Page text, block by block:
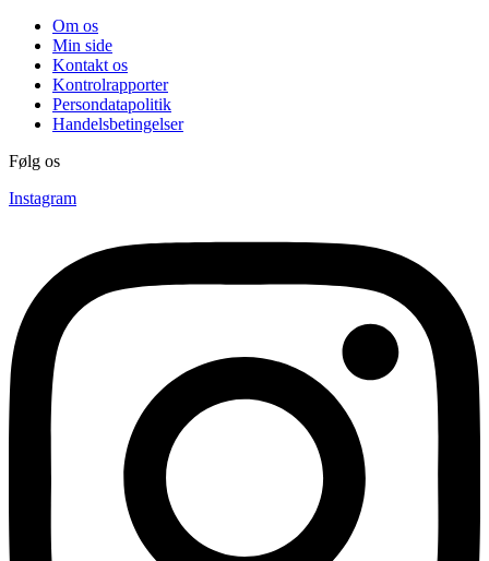
Om os
Min side
Kontakt os
Kontrolrapporter
Persondatapolitik
Handelsbetingelser
Følg os
Instagram